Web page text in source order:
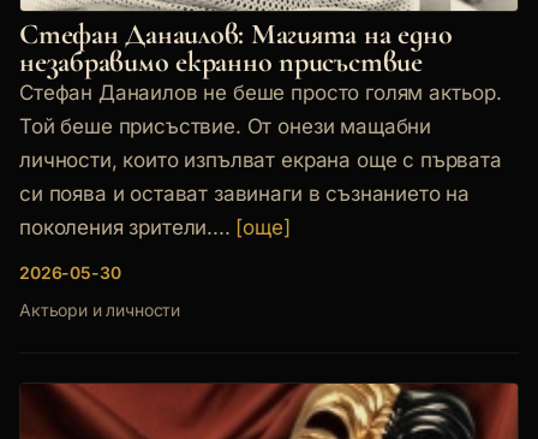
Стефан Данаилов: Магията на едно
незабравимо екранно присъствие
Стефан Данаилов не беше просто голям актьор.
Той беше присъствие. От онези мащабни
личности, които изпълват екрана още с първата
си поява и остават завинаги в съзнанието на
поколения зрители.... [още]
2026-05-30
Актьори и личности